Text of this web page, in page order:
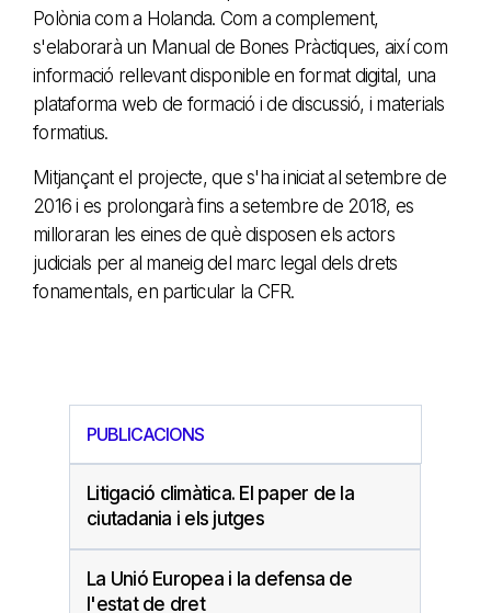
Polònia com a Holanda. Com a complement,
s'elaborarà un Manual de Bones Pràctiques, així com
informació rellevant disponible en format digital, una
plataforma web de formació i de discussió, i materials
formatius.
Mitjançant el projecte, que s'ha iniciat al setembre de
2016 i es prolongarà fins a setembre de 2018, es
milloraran les eines de què disposen els actors
judicials per al maneig del marc legal dels drets
fonamentals, en particular la CFR.
PUBLICACIONS
Litigació climàtica. El paper de la
ciutadania i els jutges
La Unió Europea i la defensa de
l'estat de dret